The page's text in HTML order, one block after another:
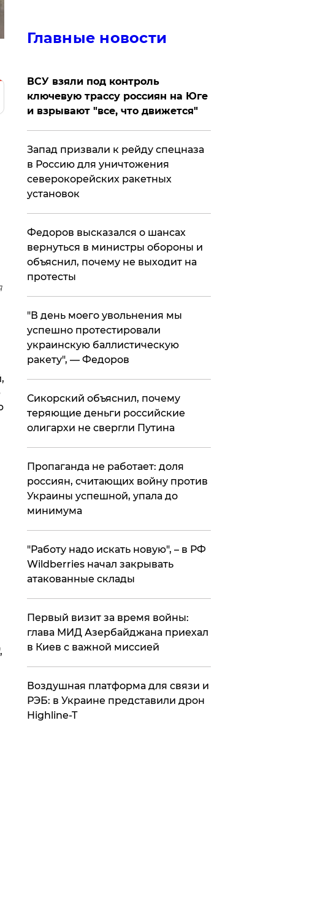
Главные новости
ВСУ взяли под контроль
ключевую трассу россиян на Юге
и взрывают "все, что движется"
Запад призвали к рейду спецназа
в Россию для уничтожения
северокорейских ракетных
установок
Федоров высказался о шансах
вернуться в министры обороны и
объяснил, почему не выходит на
протесты
​"В день моего увольнения мы
успешно протестировали
украинскую баллистическую
ракету", — Федоров
Сикорский объяснил, почему
теряющие деньги российские
олигархи не свергли Путина
​Пропаганда не работает: доля
россиян, считающих войну против
Украины успешной, упала до
минимума
"Работу надо искать новую", – в РФ
Wildberries начал закрывать
атакованные склады
Первый визит за время войны:
глава МИД Азербайджана приехал
в Киев с важной миссией
Воздушная платформа для связи и
РЭБ: в Украине представили дрон
Highline-T